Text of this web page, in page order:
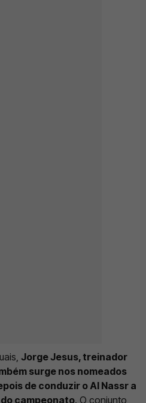
Jorge Jesus, treinador
surge nos nomeados
de conduzir o Al Nassr a
campeonato. O conjunto